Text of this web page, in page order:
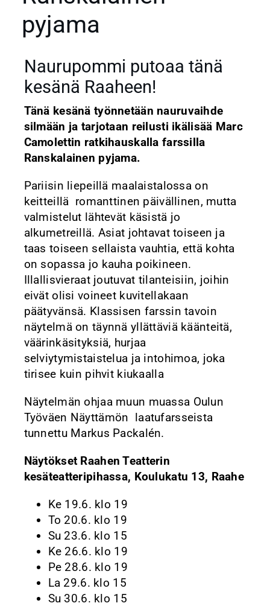
pyjama
Naurupommi putoaa tänä
kesänä Raaheen!
Tänä kesänä työnnetään nauruvaihde
silmään ja tarjotaan reilusti ikälisää Marc
Camolettin ratkihauskalla farssilla
Ranskalainen pyjama.
Pariisin liepeillä maalaistalossa on
keitteillä romanttinen päivällinen, mutta
valmistelut lähtevät käsistä jo
alkumetreillä. Asiat johtavat toiseen ja
taas toiseen sellaista vauhtia, että kohta
on sopassa jo kauha poikineen.
Illallisvieraat joutuvat tilanteisiin, joihin
eivät olisi voineet kuvitellakaan
päätyvänsä. Klassisen farssin tavoin
näytelmä on täynnä yllättäviä käänteitä,
väärinkäsityksiä, hurjaa
selviytymistaistelua ja intohimoa, joka
tirisee kuin pihvit kiukaalla
Näytelmän ohjaa muun muassa Oulun
Työväen Näyttämön laatufarsseista
tunnettu Markus Packalén.
Näytökset Raahen Teatterin
kesäteatteripihassa, Koulukatu 13, Raahe
Ke 19.6. klo 19
To 20.6. klo 19
Su 23.6. klo 15
Ke 26.6. klo 19
Pe 28.6. klo 19
La 29.6. klo 15
Su 30.6. klo 15